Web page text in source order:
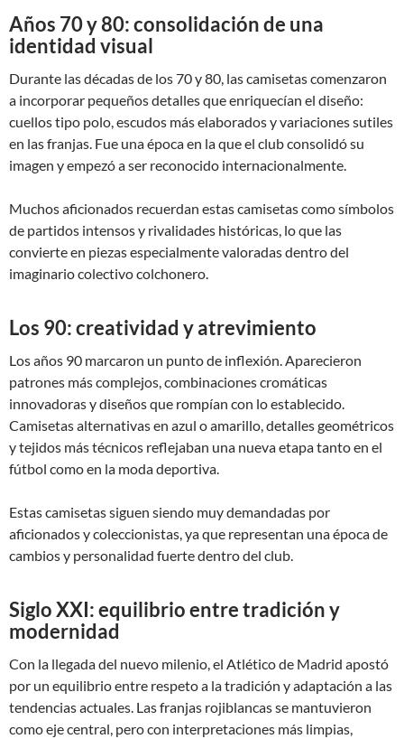
Años 70 y 80: consolidación de una
identidad visual
Durante las décadas de los 70 y 80, las camisetas comenzaron
a incorporar pequeños detalles que enriquecían el diseño:
cuellos tipo polo, escudos más elaborados y variaciones sutiles
en las franjas. Fue una época en la que el club consolidó su
imagen y empezó a ser reconocido internacionalmente.
Muchos aficionados recuerdan estas camisetas como símbolos
de partidos intensos y rivalidades históricas, lo que las
convierte en piezas especialmente valoradas dentro del
imaginario colectivo colchonero.
Los 90: creatividad y atrevimiento
Los años 90 marcaron un punto de inflexión. Aparecieron
patrones más complejos, combinaciones cromáticas
innovadoras y diseños que rompían con lo establecido.
Camisetas alternativas en azul o amarillo, detalles geométricos
y tejidos más técnicos reflejaban una nueva etapa tanto en el
fútbol como en la moda deportiva.
Estas camisetas siguen siendo muy demandadas por
aficionados y coleccionistas, ya que representan una época de
cambios y personalidad fuerte dentro del club.
Siglo XXI: equilibrio entre tradición y
modernidad
Con la llegada del nuevo milenio, el Atlético de Madrid apostó
por un equilibrio entre respeto a la tradición y adaptación a las
tendencias actuales. Las franjas rojiblancas se mantuvieron
como eje central, pero con interpretaciones más limpias,